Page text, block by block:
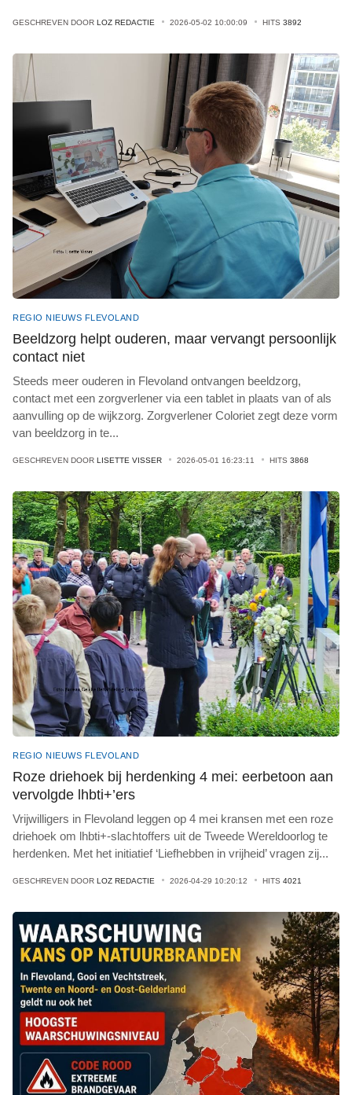
GESCHREVEN DOOR LOZ REDACTIE 2026-05-02 10:00:09 HITS 3892
REGIO NIEUWS FLEVOLAND
Beeldzorg helpt ouderen, maar vervangt persoonlijk
contact niet
Steeds meer ouderen in Flevoland ontvangen beeldzorg,
contact met een zorgverlener via een tablet in plaats van of als
aanvulling op de wijkzorg. Zorgverlener Coloriet zegt deze vorm
van beeldzorg in te...
GESCHREVEN DOOR LISETTE VISSER 2026-05-01 16:23:11 HITS 3868
REGIO NIEUWS FLEVOLAND
Roze driehoek bij herdenking 4 mei: eerbetoon aan
vervolgde lhbti+’ers
Vrijwilligers in Flevoland leggen op 4 mei kransen met een roze
driehoek om lhbti+-slachtoffers uit de Tweede Wereldoorlog te
herdenken. Met het initiatief ‘Liefhebben in vrijheid’ vragen zij...
GESCHREVEN DOOR LOZ REDACTIE 2026-04-29 10:20:12 HITS 4021